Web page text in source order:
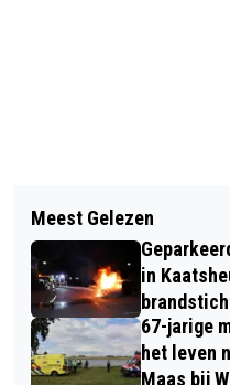
GROTE
TWAALFDE
GARAGESALE
REPAIR CAFÉ EN
OPENEN
HERGEBRUIK
Meest Gelezen
in
67-jarige
het leven
Maas bij